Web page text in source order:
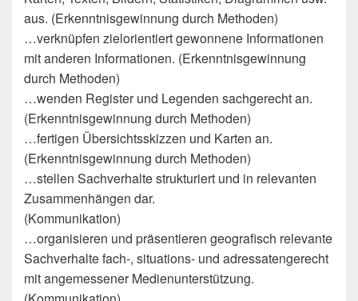
aus. (Erkenntnisgewinnung durch Methoden)
…verknüpfen zielorientiert gewonnene Informationen
mit anderen Informationen. (Erkenntnisgewinnung
durch Methoden)
…wenden Register und Legenden sachgerecht an.
(Erkenntnisgewinnung durch Methoden)
…fertigen Übersichtsskizzen und Karten an.
(Erkenntnisgewinnung durch Methoden)
…stellen Sachverhalte strukturiert und in relevanten
Zusammenhängen dar.
(Kommunikation)
…organisieren und präsentieren geografisch relevante
Sachverhalte fach-, situations- und adressatengerecht
mit angemessener Medienunterstützung.